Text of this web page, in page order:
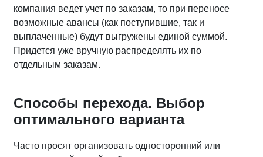
компания ведет учет по заказам, то при переносе
возможные авансы (как поступившие, так и
выплаченные) будут выгружены единой суммой.
Придется уже вручную распределять их по
отдельным заказам.
Способы перехода. Выбор
оптимального варианта
Часто просят организовать односторонний или